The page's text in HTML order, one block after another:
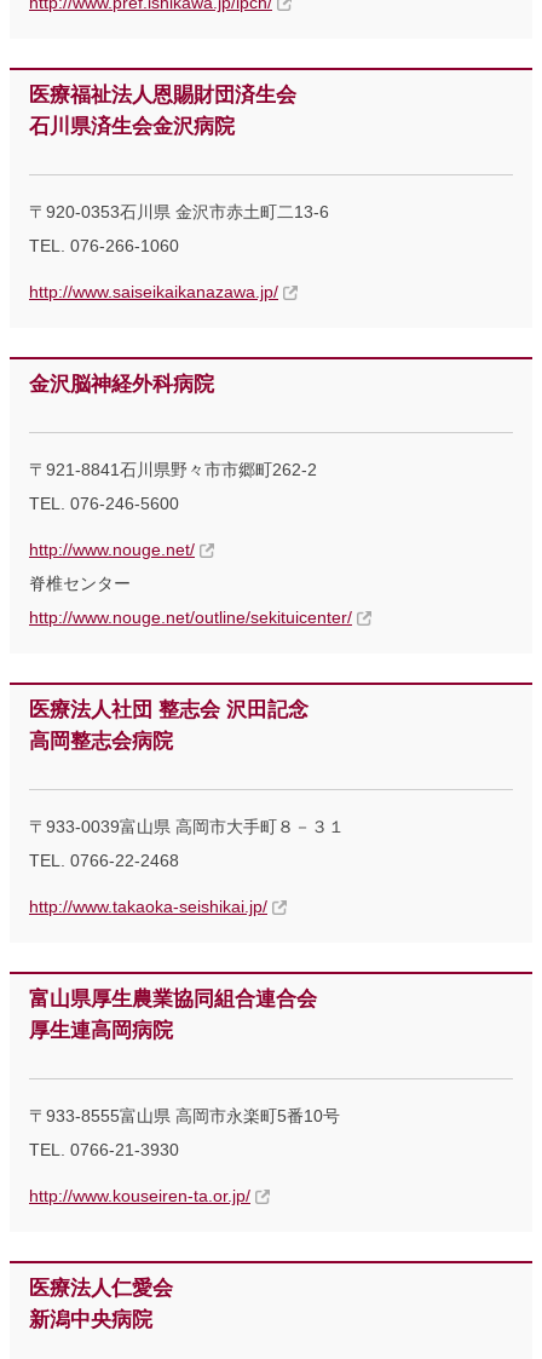
医療福祉法人恩賜財団済生会
石川県済生会金沢病院
〒920-0353石川県 金沢市赤土町二13-6
TEL. 076-266-1060
http://www.saiseikaikanazawa.jp/
金沢脳神経外科病院
〒921-8841石川県野々市市郷町262-2
TEL. 076-246-5600
http://www.nouge.net/
脊椎センター
http://www.nouge.net/outline/sekituicenter/
医療法人社団 整志会 沢田記念
高岡整志会病院
〒933-0039富山県 高岡市大手町８－３１
TEL. 0766-22-2468
http://www.takaoka-seishikai.jp/
富山県厚生農業協同組合連合会
厚生連高岡病院
〒933-8555富山県 高岡市永楽町5番10号
TEL. 0766-21-3930
http://www.kouseiren-ta.or.jp/
医療法人仁愛会
新潟中央病院